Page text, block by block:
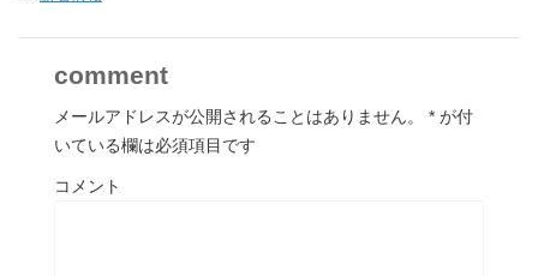
comment
メールアドレスが公開されることはありません。 * が付
いている欄は必須項目です
コメント